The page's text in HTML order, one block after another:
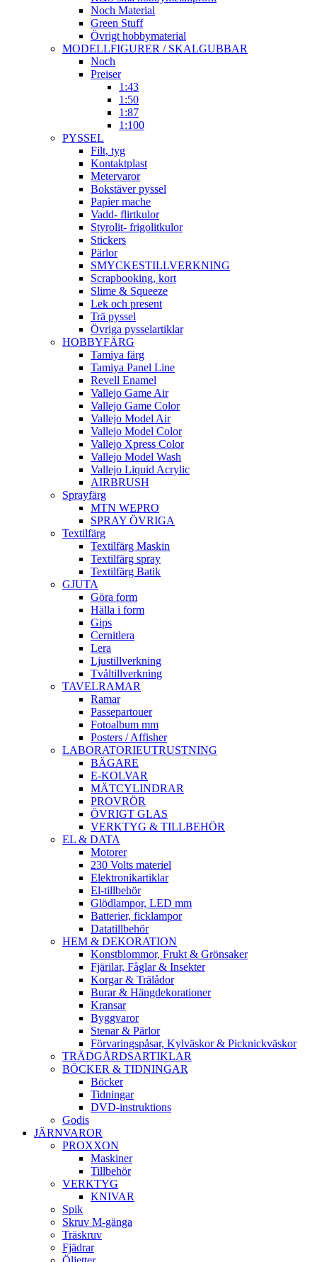
Noch Material
Green Stuff
Övrigt hobbymaterial
MODELLFIGURER / SKALGUBBAR
Noch
Preiser
1:43
1:50
1:87
1:100
PYSSEL
Filt, tyg
Kontaktplast
Metervaror
Bokstäver pyssel
Papier mache
Vadd- flirtkulor
Styrolit- frigolitkulor
Stickers
Pärlor
SMYCKESTILLVERKNING
Scrapbooking, kort
Slime & Squeeze
Lek och present
Trä pyssel
Övriga pysselartiklar
HOBBYFÄRG
Tamiya färg
Tamiya Panel Line
Revell Enamel
Vallejo Game Air
Vallejo Game Color
Vallejo Model Air
Vallejo Model Color
Vallejo Xpress Color
Vallejo Model Wash
Vallejo Liquid Acrylic
AIRBRUSH
Sprayfärg
MTN WEPRO
SPRAY ÖVRIGA
Textilfärg
Textilfärg Maskin
Textilfärg spray
Textilfärg Batik
GJUTA
Göra form
Hälla i form
Gips
Cernitlera
Lera
Ljustillverkning
Tvåltillverkning
TAVELRAMAR
Ramar
Passepartouer
Fotoalbum mm
Posters / Affisher
LABORATORIEUTRUSTNING
BÄGARE
E-KOLVAR
MÄTCYLINDRAR
PROVRÖR
ÖVRIGT GLAS
VERKTYG & TILLBEHÖR
EL & DATA
Motorer
230 Volts materiel
Elektronikartiklar
El-tillbehör
Glödlampor, LED mm
Batterier, ficklampor
Datatillbehör
HEM & DEKORATION
Konstblommor, Frukt & Grönsaker
Fjärilar, Fåglar & Insekter
Korgar & Trälådor
Burar & Hängdekorationer
Kransar
Byggvaror
Stenar & Pärlor
Förvaringspåsar, Kylväskor & Picknickväskor
TRÄDGÅRDSARTIKLAR
BÖCKER & TIDNINGAR
Böcker
Tidningar
DVD-instruktions
Godis
JÄRNVAROR
PROXXON
Maskiner
Tillbehör
VERKTYG
KNIVAR
Spik
Skruv M-gänga
Träskruv
Fjädrar